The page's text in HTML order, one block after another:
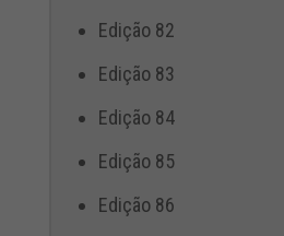
Edição 82
Edição 83
Edição 84
Edição 85
Edição 86